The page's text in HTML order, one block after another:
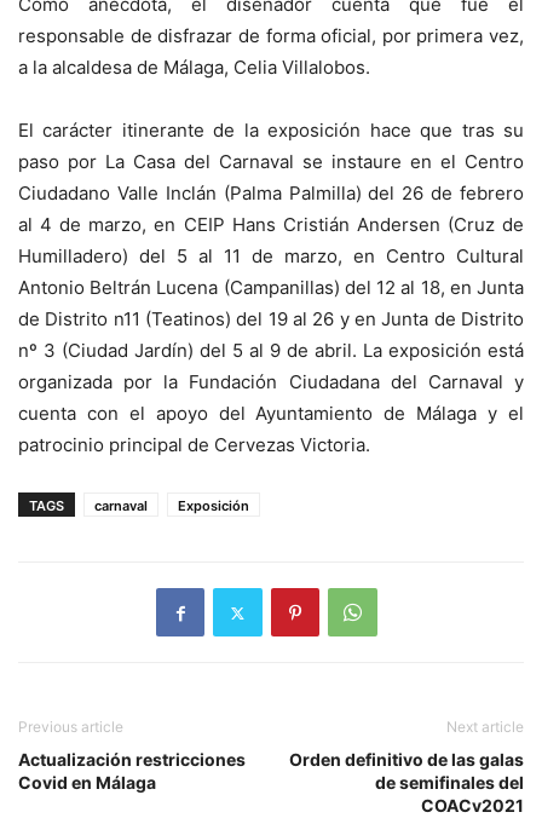
responsable de disfrazar de forma oficial, por primera vez,
a la alcaldesa de Málaga, Celia Villalobos.
El carácter itinerante de la exposición hace que tras su
paso por La Casa del Carnaval se instaure en el Centro
Ciudadano Valle Inclán (Palma Palmilla) del 26 de febrero
al 4 de marzo, en CEIP Hans Cristián Andersen (Cruz de
Humilladero) del 5 al 11 de marzo, en Centro Cultural
Antonio Beltrán Lucena (Campanillas) del 12 al 18, en Junta
de Distrito n11 (Teatinos) del 19 al 26 y en Junta de Distrito
nº 3 (Ciudad Jardín) del 5 al 9 de abril. La exposición está
organizada por la Fundación Ciudadana del Carnaval y
cuenta con el apoyo del Ayuntamiento de Málaga y el
patrocinio principal de Cervezas Victoria.
TAGS carnaval Exposición
Previous article
Actualización restricciones
Covid en Málaga
Next article
Orden definitivo de las galas
de semifinales del
COACv2021